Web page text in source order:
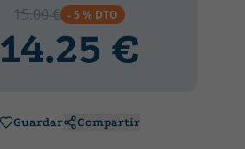
15.00 € - 5 % DTO
14.25 €
Guardar Compartir